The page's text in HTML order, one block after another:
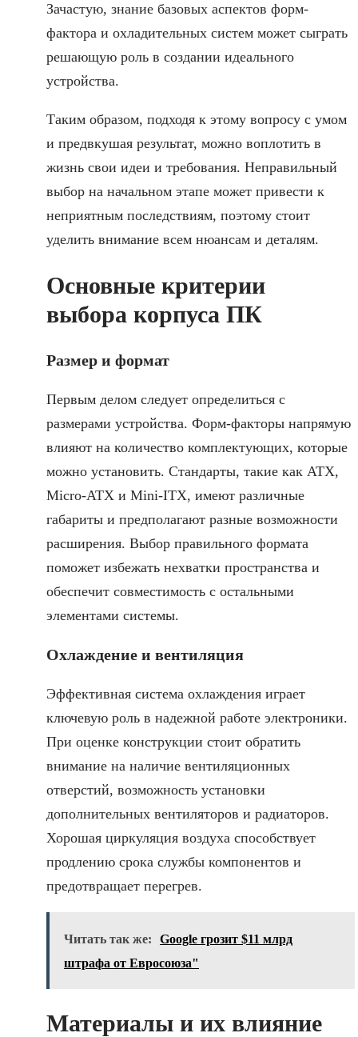
Зачастую, знание базовых аспектов форм-
фактора и охладительных систем может сыграть
решающую роль в создании идеального
устройства.
Таким образом, подходя к этому вопросу с умом
и предвкушая результат, можно воплотить в
жизнь свои идеи и требования. Неправильный
выбор на начальном этапе может привести к
неприятным последствиям, поэтому стоит
уделить внимание всем нюансам и деталям.
Основные критерии
выбора корпуса ПК
Размер и формат
Первым делом следует определиться с
размерами устройства. Форм-факторы напрямую
влияют на количество комплектующих, которые
можно установить. Стандарты, такие как ATX,
Micro-ATX и Mini-ITX, имеют различные
габариты и предполагают разные возможности
расширения. Выбор правильного формата
поможет избежать нехватки пространства и
обеспечит совместимость с остальными
элементами системы.
Охлаждение и вентиляция
Эффективная система охлаждения играет
ключевую роль в надежной работе электроники.
При оценке конструкции стоит обратить
внимание на наличие вентиляционных
отверстий, возможность установки
дополнительных вентиляторов и радиаторов.
Хорошая циркуляция воздуха способствует
продлению срока службы компонентов и
предотвращает перегрев.
Читать так же:
Google грозит $11 млрд
штрафа от Евросоюза"
Материалы и их влияние